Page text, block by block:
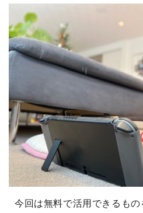
今回は無料で活用できるも